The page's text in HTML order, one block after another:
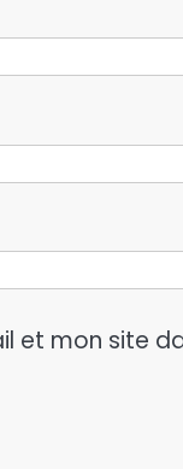
et mon site